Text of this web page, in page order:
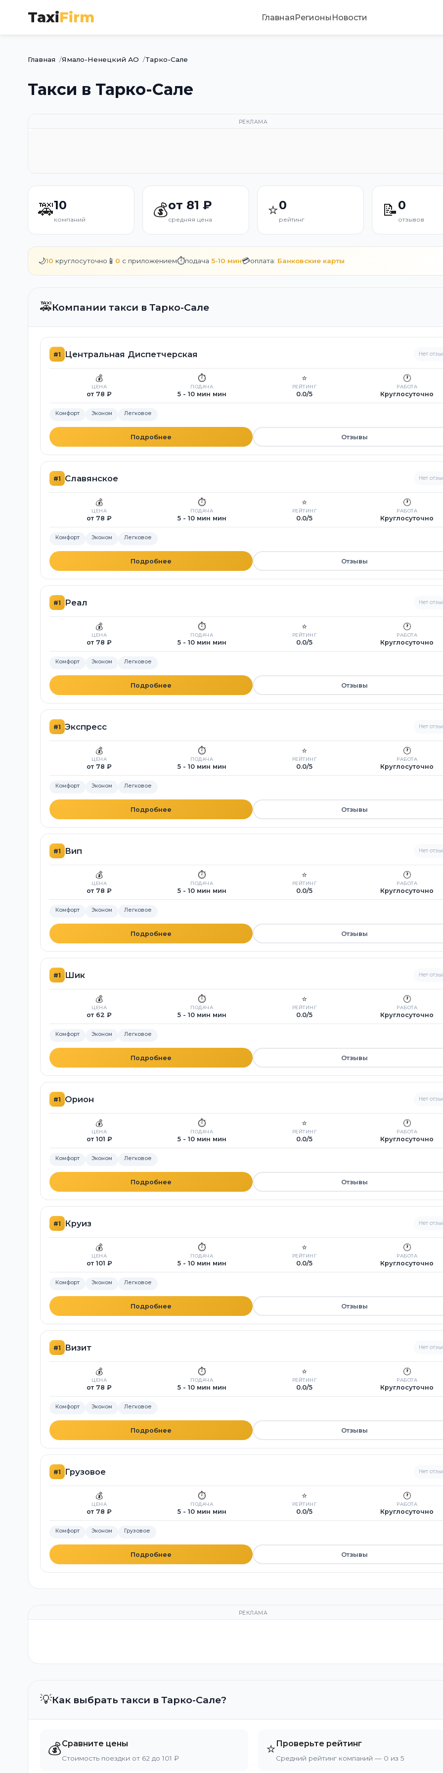
TaxiFirm ГлавнаяРегионы Новости
Главная Ямало-Ненецкий АО Тарко-Сале
Такси в Тарко-Сале
РЕКЛАМА
🚕10
компаний 💰от 81 ₽
средняя цена ⭐0
рейтинг 📝0
отзывов
🌙10 круглосуточно 📱 0 с приложением⏱️подача 5-10 мин💳оплата: Банковские карты
🚕Компании такси в Тарко-Сале
#1 Центральная Диспетчерская Нет
💰
ЦЕНА
от 78 ₽
⏱️
ПОДАЧА
5 - 10 мин мин
⭐
РЕЙТИНГ
0.0/5
🕐
РАБОТА
Круглосуточно
Комфорт Эконом Легковое
Подробнее Отзывы
#1 Славянское Нет
💰
ЦЕНА
от 78 ₽
⏱️
ПОДАЧА
5 - 10 мин мин
⭐
РЕЙТИНГ
0.0/5
🕐
РАБОТА
Круглосуточно
Комфорт Эконом Легковое
Подробнее Отзывы
#1 Реал Нет
💰
ЦЕНА
от 78 ₽
⏱️
ПОДАЧА
5 - 10 мин мин
⭐
РЕЙТИНГ
0.0/5
🕐
РАБОТА
Круглосуточно
Комфорт Эконом Легковое
Подробнее Отзывы
#1 Экспресс Нет
💰
ЦЕНА
от 78 ₽
⏱️
ПОДАЧА
5 - 10 мин мин
⭐
РЕЙТИНГ
0.0/5
🕐
РАБОТА
Круглосуточно
Комфорт Эконом Легковое
Подробнее Отзывы
#1 Вип Нет
💰
ЦЕНА
от 78 ₽
⏱️
ПОДАЧА
5 - 10 мин мин
⭐
РЕЙТИНГ
0.0/5
🕐
РАБОТА
Круглосуточно
Комфорт Эконом Легковое
Подробнее Отзывы
#1 Шик Нет
💰
ЦЕНА
от 62 ₽
⏱️
ПОДАЧА
5 - 10 мин мин
⭐
РЕЙТИНГ
0.0/5
🕐
РАБОТА
Круглосуточно
Комфорт Эконом Легковое
Подробнее Отзывы
#1 Орион Нет
💰
ЦЕНА
от 101 ₽
⏱️
ПОДАЧА
5 - 10 мин мин
⭐
РЕЙТИНГ
0.0/5
🕐
РАБОТА
Круглосуточно
Комфорт Эконом Легковое
Подробнее Отзывы
#1 Круиз Нет
💰
ЦЕНА
от 101 ₽
⏱️
ПОДАЧА
5 - 10 мин мин
⭐
РЕЙТИНГ
0.0/5
🕐
РАБОТА
Круглосуточно
Комфорт Эконом Легковое
Подробнее Отзывы
#1 Визит Нет
💰
ЦЕНА
от 78 ₽
⏱️
ПОДАЧА
5 - 10 мин мин
⭐
РЕЙТИНГ
0.0/5
🕐
РАБОТА
Круглосуточно
Комфорт Эконом Легковое
Подробнее Отзывы
#1 Грузовое Нет
💰
ЦЕНА
от 78 ₽
⏱️
ПОДАЧА
5 - 10 мин мин
⭐
РЕЙТИНГ
0.0/5
🕐
РАБОТА
Круглосуточно
Комфорт Эконом Грузовое
Подробнее Отзывы
РЕКЛАМА
💡Как выбрать такси в Тарко-Сале?
💰Сравните цены
Стоимость поездки от 62 до 101 ₽
⭐Проверьте рейтинг
Средний рейтинг компаний — 0 из 5